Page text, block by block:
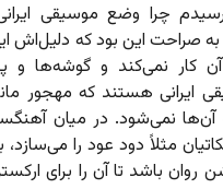
چرا وضع موسیقی
صراحت این بود که دلیل‌اش
کار نمی‌کند و گوشه‌ها و
ایرانی هستند که مهجور
آن‌ها نمی‌شود. در میان
مثلاً دود عود را می‌سازد،
روان باشد تا آن را برای